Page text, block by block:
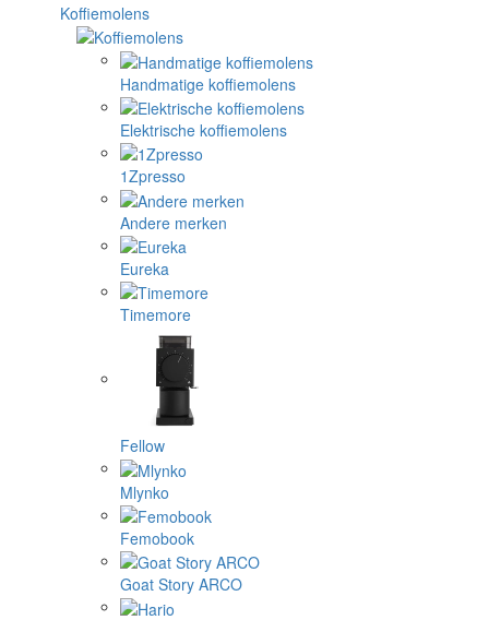
Koffiemolens
Handmatige koffiemolens
Elektrische koffiemolens
1Zpresso
Andere merken
Eureka
Timemore
Fellow
Mlynko
Femobook
Goat Story ARCO